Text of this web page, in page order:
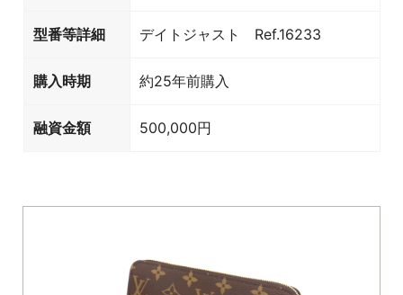
型番等詳細 デイトジャスト Ref.16233
購入時期 約25年前購入
融資金額 500,000円